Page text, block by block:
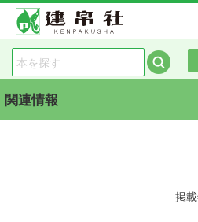
関連情報
掲